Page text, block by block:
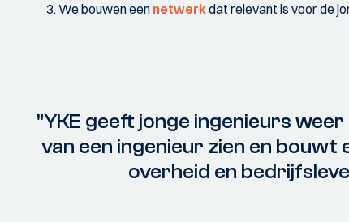
We bouwen een netwerkdat relevant is voor de
"YKE geeft jonge ingenieurs
van een ingenieur zien en
overheid en